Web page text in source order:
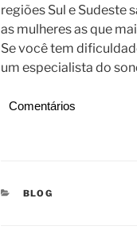
regiões Sul e Sudeste
as mulheres as que
Se você tem
um especialista do
Comentários
CATEGORIAS
BLOG